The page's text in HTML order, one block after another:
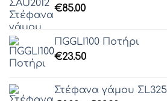
Γραμματοσειρά 46
Γραμματοσειρά 47
Γραμματοσειρά 48
Γραμματοσειρά 49
€85.00
ΠGGLI100 Ποτήρι
€23.50
Στέφανα γάμου ΣL325